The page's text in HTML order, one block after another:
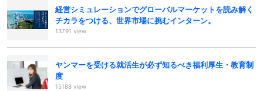
経営シミュレーションでグローバルマーケットを読み解く
チカラをつける、世界市場に挑むインターン。
13791 view
ヤンマーを受ける就活生が必ず知るべき福利厚生・教育制
度
15188 view